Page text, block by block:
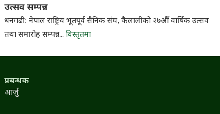
उत्सव सम्पन्न
धनगढी: नेपाल राष्ट्रिय भूतपूर्व सैनिक संघ, कैलालीको २७औँ वार्षिक उत्सव
तथा समारोह सम्पन्न... विस्तृतमा
प्रबन्धक
आर्जु